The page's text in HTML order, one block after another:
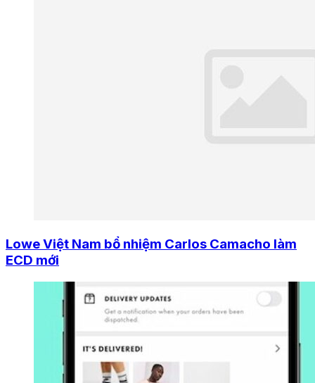
Lowe Việt Nam bổ nhiệm Carlos Camacho làm
ECD mới